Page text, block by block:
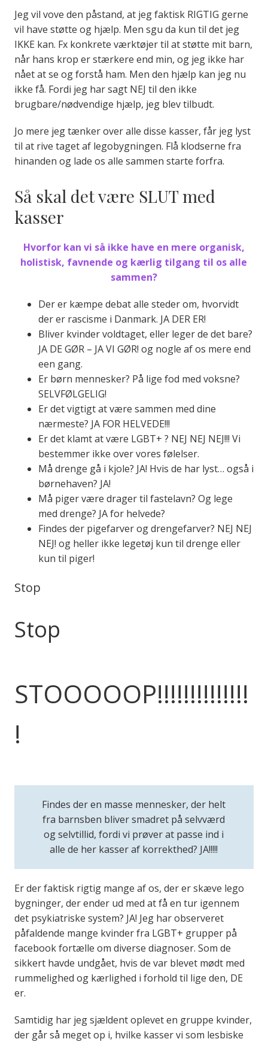
Jeg vil vove den påstand, at jeg faktisk RIGTIG gerne
vil have støtte og hjælp. Men sgu da kun til det jeg
IKKE kan. Fx konkrete værktøjer til at støtte mit barn,
når hans krop er stærkere end min, og jeg ikke har
nået at se og forstå ham. Men den hjælp kan jeg nu
ikke få. Fordi jeg har sagt NEJ til den ikke
brugbare/nødvendige hjælp, jeg blev tilbudt.
Jo mere jeg tænker over alle disse kasser, får jeg lyst
til at rive taget af legobygningen. Flå klodserne fra
hinanden og lade os alle sammen starte forfra.
Så skal det være SLUT med
kasser
Hvorfor kan vi så ikke have en mere organisk,
holistisk, favnende og kærlig tilgang til os alle
sammen?
Der er kæmpe debat alle steder om, hvorvidt
der er rascisme i Danmark. JA DER ER!
Bliver kvinder voldtaget, eller leger de det bare?
JA DE GØR – JA VI GØR! og nogle af os mere end
een gang.
Er børn mennesker? På lige fod med voksne?
SELVFØLGELIG!
Er det vigtigt at være sammen med dine
nærmeste? JA FOR HELVEDE!!!
Er det klamt at være LGBT+ ? NEJ NEJ NEJ!!! Vi
bestemmer ikke over vores følelser.
Må drenge gå i kjole? JA! Hvis de har lyst… også i
børnehaven? JA!
Må piger være drager til fastelavn? Og lege
med drenge? JA for helvede?
Findes der pigefarver og drengefarver? NEJ NEJ
NEJ! og heller ikke legetøj kun til drenge eller
kun til piger!
Stop
Stop
STOOOOOP!!!!!!!!!!!!!!
!
Findes der en masse mennesker, der helt
fra barnsben bliver smadret på selvværd
og selvtillid, fordi vi prøver at passe ind i
alle de her kasser af korrekthed? JA!!!!!
Er der faktisk rigtig mange af os, der er skæve lego
bygninger, der ender ud med at få en tur igennem
det psykiatriske system? JA! Jeg har observeret
påfaldende mange kvinder fra LGBT+ grupper på
facebook fortælle om diverse diagnoser. Som de
sikkert havde undgået, hvis de var blevet mødt med
rummelighed og kærlighed i forhold til lige den, DE
er.
Samtidig har jeg sjældent oplevet en gruppe kvinder,
der går så meget op i, hvilke kasser vi som lesbiske